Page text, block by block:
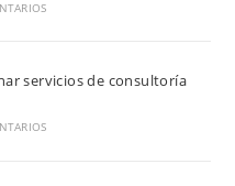
servicios de consultoría